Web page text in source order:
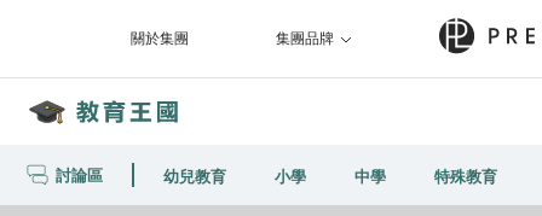
關於集團 集團品牌
討論區 幼兒教育 小學 中學 特殊教育